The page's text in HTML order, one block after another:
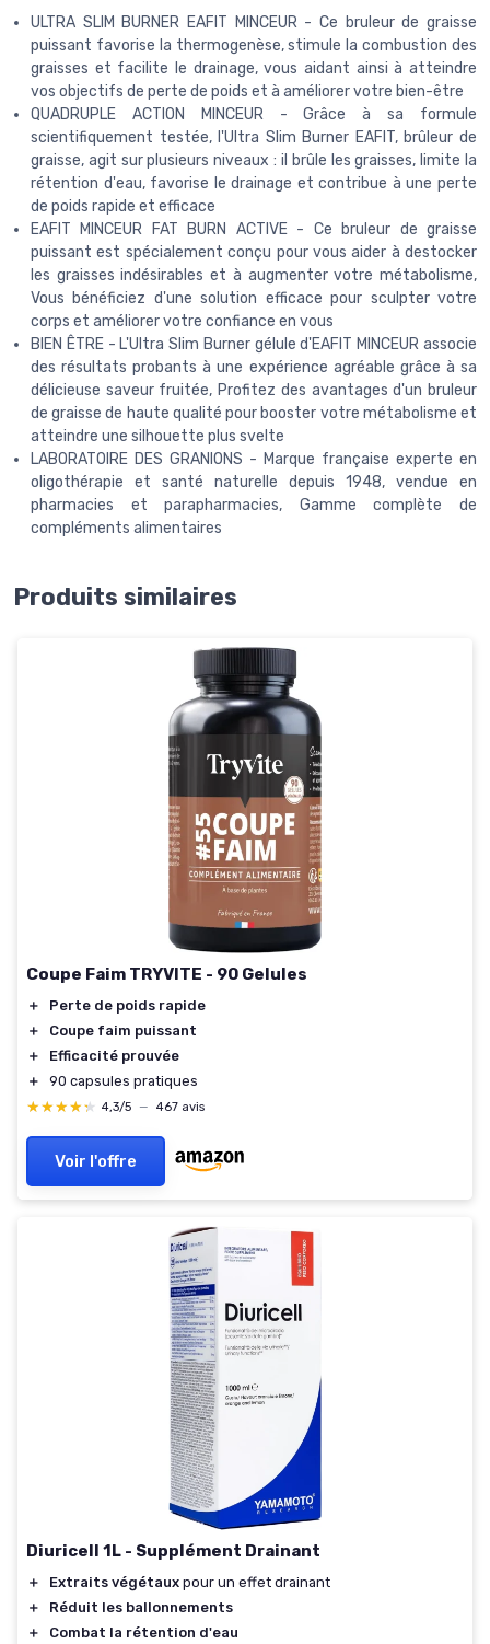
ULTRA SLIM BURNER EAFIT MINCEUR - Ce bruleur de graisse
puissant favorise la thermogenèse, stimule la combustion des
graisses et facilite le drainage, vous aidant ainsi à atteindre
vos objectifs de perte de poids et à améliorer votre bien-être
QUADRUPLE ACTION MINCEUR - Grâce à sa formule
scientifiquement testée, l'Ultra Slim Burner EAFIT, brûleur de
graisse, agit sur plusieurs niveaux : il brûle les graisses, limite la
rétention d'eau, favorise le drainage et contribue à une perte
de poids rapide et efficace
EAFIT MINCEUR FAT BURN ACTIVE - Ce bruleur de graisse
puissant est spécialement conçu pour vous aider à destocker
les graisses indésirables et à augmenter votre métabolisme,
Vous bénéficiez d'une solution efficace pour sculpter votre
corps et améliorer votre confiance en vous
BIEN ÊTRE - L'Ultra Slim Burner gélule d'EAFIT MINCEUR associe
des résultats probants à une expérience agréable grâce à sa
délicieuse saveur fruitée, Profitez des avantages d'un bruleur
de graisse de haute qualité pour booster votre métabolisme et
atteindre une silhouette plus svelte
LABORATOIRE DES GRANIONS - Marque française experte en
oligothérapie et santé naturelle depuis 1948, vendue en
pharmacies et parapharmacies, Gamme complète de
compléments alimentaires
Produits similaires
Coupe Faim TRYVITE - 90 Gelules
＋
Perte de poids rapide
＋
Coupe faim puissant
＋
Efficacité prouvée
＋
90 capsules pratiques
★★★★★
★★★★★ 4,3/5 — 467 avis
Voir l'offre
Diuricell 1L - Supplément Drainant
＋ Extraits végétaux pour un effet drainant
＋
Réduit les ballonnements
＋
Combat la rétention d'eau